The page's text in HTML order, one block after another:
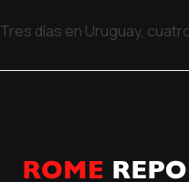
Tres días en Uruguay,